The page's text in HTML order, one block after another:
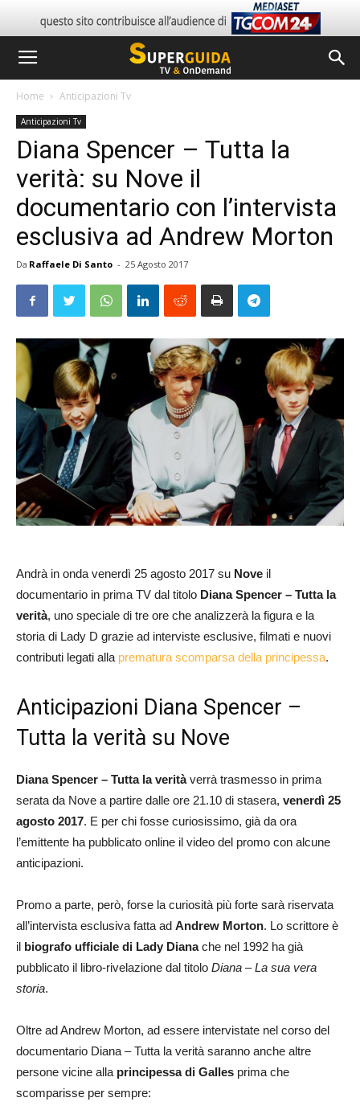
Home Anticipazioni Tv
Anticipazioni Tv
Diana Spencer – Tutta la
verità: su Nove il
documentario con l’intervista
esclusiva ad Andrew Morton
Da Raffaele Di Santo - 25 Agosto 2017
Andrà in onda venerdì 25 agosto 2017 su Nove il
documentario in prima TV dal titolo Diana Spencer – Tutta la
verità, uno speciale di tre ore che analizzerà la figura e la
storia di Lady D grazie ad interviste esclusive, filmati e nuovi
contributi legati alla prematura scomparsa della principessa.
Anticipazioni Diana Spencer –
Tutta la verità su Nove
Diana Spencer – Tutta la veritàverrà trasmesso in prima
serata da Nove a partire dalle ore 21.10 di stasera, venerdì 25
agosto 2017. E per chi fosse curiosissimo, già da ora
l’emittente ha pubblicato online il video del promo con alcune
anticipazioni.
Promo a parte, però, forse la curiosità più forte sarà riservata
all’intervista esclusiva fatta ad Andrew Morton. Lo scrittore è
il biografo ufficiale di Lady Dianache nel 1992 ha già
pubblicato il libro-rivelazione dal titolo Diana – La sua vera
storia.
Oltre ad Andrew Morton, ad essere intervistate nel corso del
documentario Diana – Tutta la verità saranno anche altre
persone vicine alla principessa di Galles prima che
scomparisse per sempre: